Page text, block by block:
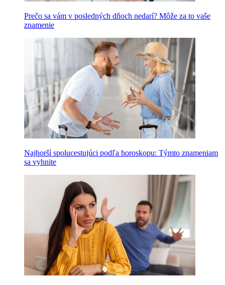
Prečo sa vám v posledných dňoch nedarí? Môže za to vaše
znamenie
Najhorší spolucestujúci podľa horoskopu: Týmto znameniam
sa vyhnite